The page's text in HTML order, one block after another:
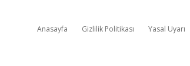
Anasayfa Gizlilik Politikası Yasal Uyarı